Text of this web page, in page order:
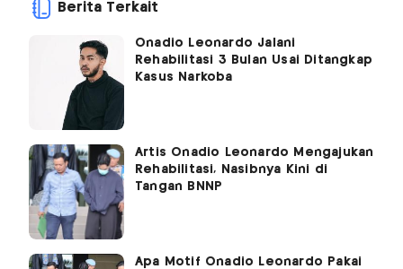
Berita Terkait
Onadio Leonardo Jalani
Rehabilitasi 3 Bulan Usai Ditangkap
Kasus Narkoba
Artis Onadio Leonardo Mengajukan
Rehabilitasi, Nasibnya Kini di
Tangan BNNP
Apa Motif Onadio Leonardo Pakai